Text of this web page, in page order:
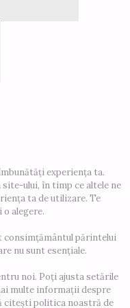
experiența ta.
ului, în timp ce altele ne
ta de utilizare. Te
alegere.
consimțământul părintelui
nu sunt esențiale.
noi. Poți ajusta setările
multe informații despre
citești politica noastră de